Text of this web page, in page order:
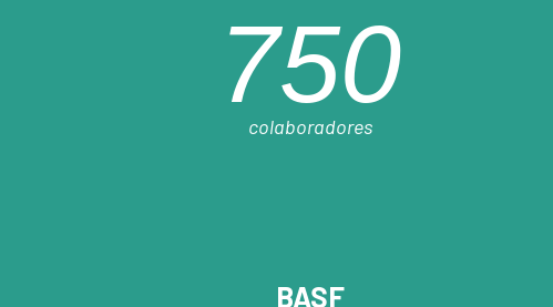
750
colaboradores
BASF